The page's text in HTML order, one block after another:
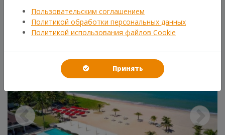
ГАЛЕРЕЯ
Пользовательским соглашением
Политикой обработки персональных данных
Политикой использования файлов Cookie
Принять